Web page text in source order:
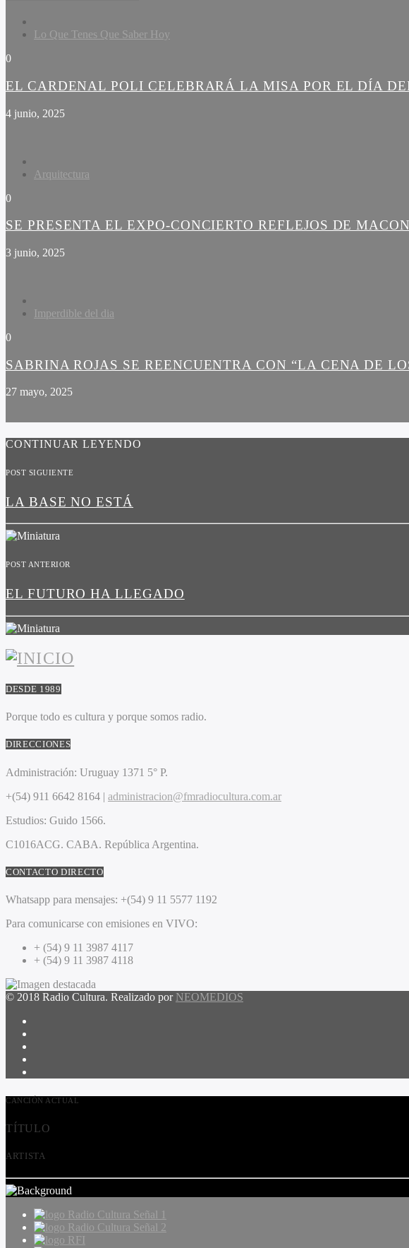
Lo Que Tenes Que Saber Hoy
0
EL CARDENAL POLI CELEBRARÁ LA MISA POR EL DÍA
4 junio, 2025
Arquitectura
0
SE PRESENTA EL EXPO-CONCIERTO REFLEJOS DE
3 junio, 2025
Imperdible del dia
0
SABRINA ROJAS SE REENCUENTRA CON “LA CENA DE
27 mayo, 2025
CONTINUAR LEYENDO
POST SIGUIENTE
LA BASE NO ESTÁ
POST ANTERIOR
EL FUTURO HA LLEGADO
DESDE 1989
Porque todo es cultura y porque somos radio.
DIRECCIONES
Administración: Uruguay 1371 5° P.
+(54) 911 6642 8164 | administracion@fmradiocultura.com.ar
Estudios: Guido 1566.
C1016ACG. CABA. República Argentina.
CONTACTO DIRECTO
Whatsapp para mensajes: +(54) 9 11 5577 1192
Para comunicarse con emisiones en VIVO:
+ (54) 9 11 3987 4117
+ (54) 9 11 3987 4118
© 2018 Radio Cultura. Realizado por NEOMEDIOS
CANCIÓN ACTUAL
TÍTULO
ARTISTA
Radio Cultura Señal 1
Radio Cultura Señal 2
RFI